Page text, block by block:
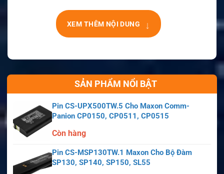
XEM THÊM NỘI DUNG ↓
SẢN PHẨM NỔI BẬT
Pin CS-UPX500TW.5 Cho Maxon Comm-
Panion CP0150, CP0511, CP0515
Còn hàng
Pin CS-MSP130TW.1 Maxon Cho Bộ Đàm
SP130, SP140, SP150, SL55